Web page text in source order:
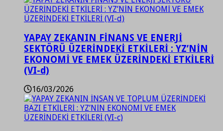
YAPAY ZEKANIN FİNANS VE ENERJİ
SEKTÖRÜ ÜZERİNDEKİ ETKİLERİ : YZ’NİN
EKONOMİ VE EMEK ÜZERİNDEKİ ETKİLERİ
(VI-d)
16/03/2026